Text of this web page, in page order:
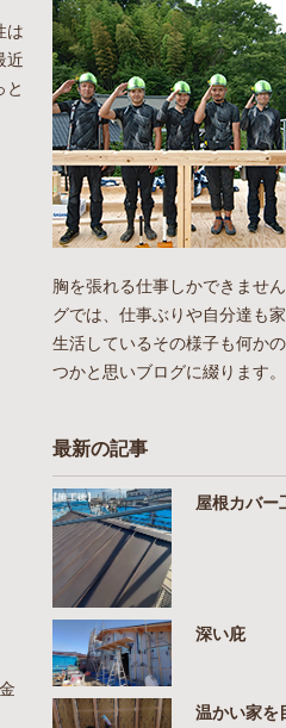
は
近
と
胸を張れる仕事しかできませ
グでは、仕事ぶりや自分達も
生活しているその様子も何か
つかと思いブログに綴ります。
最新の記事
屋根カバー
深い庇
温かい家を